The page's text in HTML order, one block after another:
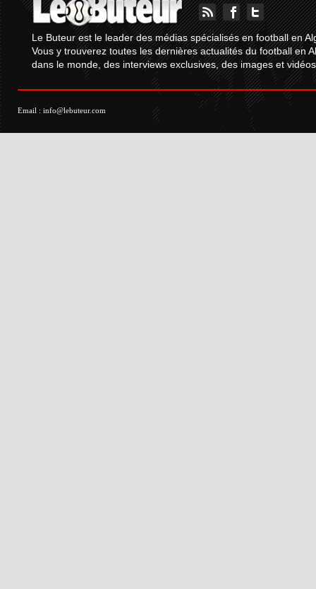
Le Buteur est le leader des médias spécialisés en football en
Vous y trouverez toutes les dernières actualités du football en
dans le monde, des interviews exclusives, des images et
Email : info@lebuteur.com